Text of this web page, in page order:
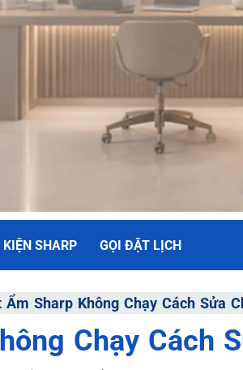
KIỆN SHARP GỌI ĐẶT LỊCH
Ẩm Sharp Không Chạy Cách Sửa
Chạy Cách